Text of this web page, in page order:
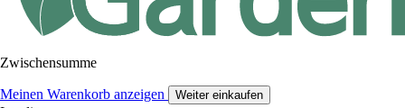
Zwischensumme
Meinen Warenkorb anzeigen Weiter einkaufen